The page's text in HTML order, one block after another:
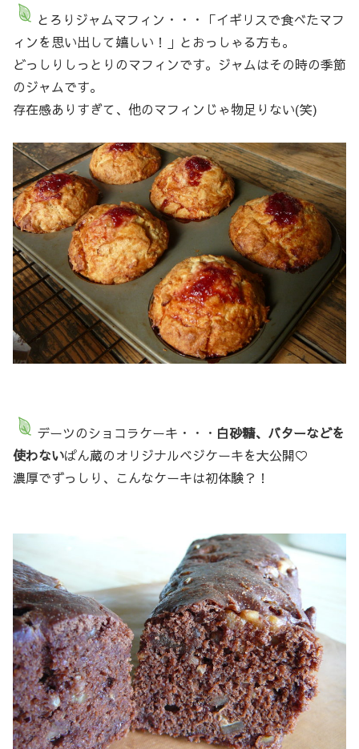
とろりジャムマフィン・・・「イギリスで食べたマフ
ィンを思い出して嬉しい！」とおっしゃる方も。
どっしりしっとりのマフィンです。ジャムはその時の季節
のジャムです。
存在感ありすぎて、他のマフィンじゃ物足りない(笑)
デーツのショコラケーキ・・・ 白砂糖、バターなどを
使わないぱん蔵のオリジナルベジケーキを大公開♡
濃厚でずっしり、こんなケーキは初体験？！